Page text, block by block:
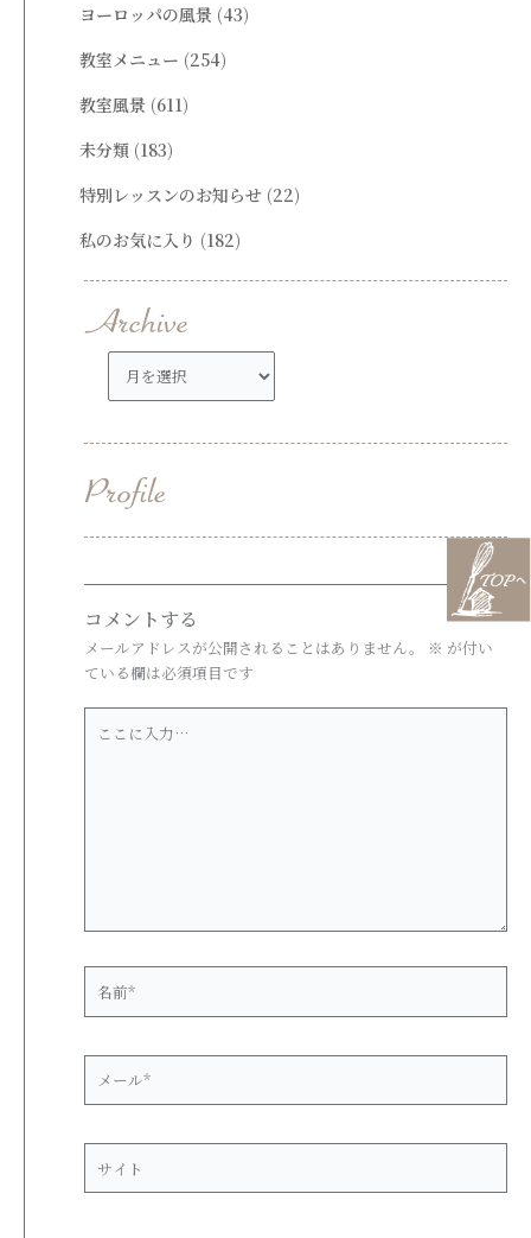
ヨーロッパの風景 (43)
教室メニュー (254)
教室風景 (611)
未分類 (183)
特別レッスンのお知らせ (22)
私のお気に入り (182)
カ
ブ
コメントする
メールアドレスが公開されることはありません。 ※ が付い
ている欄は必須項目です
前
*